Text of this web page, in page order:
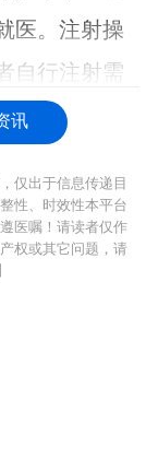
医。注射操
自行注射需
讯
仅出于信息传递目
性、时效性本平台
医嘱！请读者仅作
权或其它问题，请